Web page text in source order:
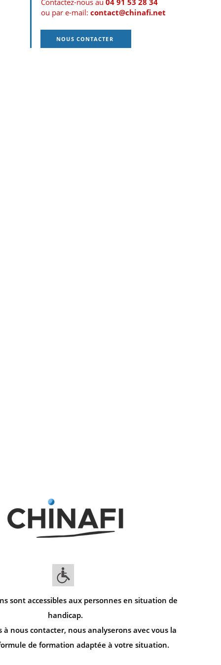
Contactez-nous au 04 91 53 28 34
ou par e-mail: contact@chinafi.net
NOUS CONTACTER
sont accessibles aux personnes en situation de
handicap.
à nous contacter, nous analyserons avec vous la
de formation adaptée à votre situation.